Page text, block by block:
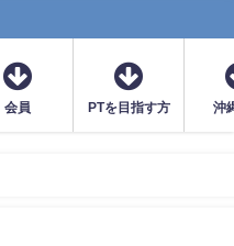
会員 PTを目指す方 沖